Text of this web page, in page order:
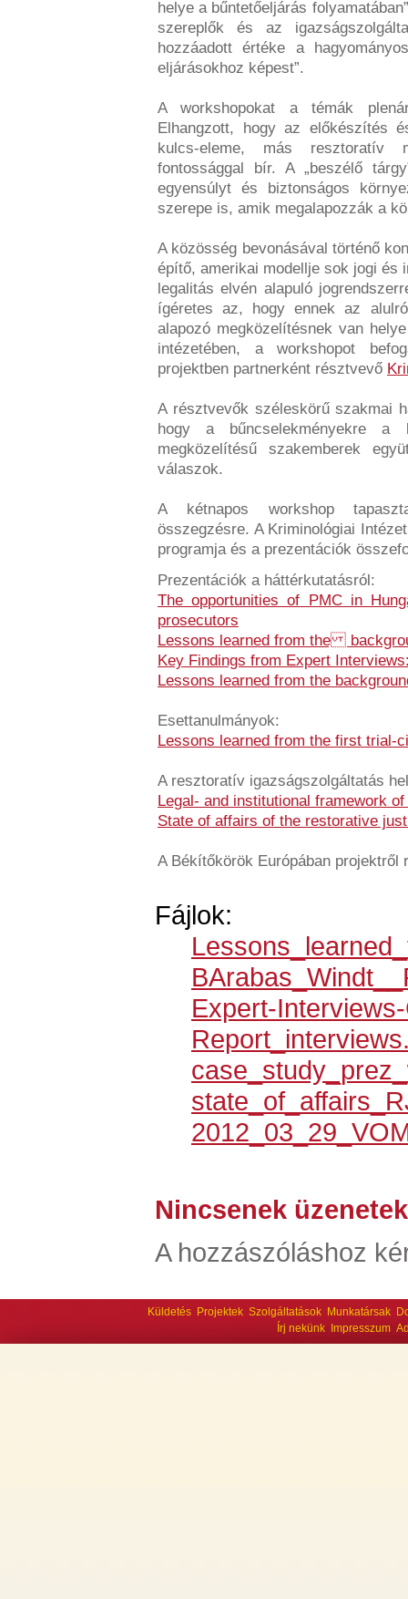
helye a bűntetőeljárás
szereplők és az
hozzáadott értéke a
eljárásokhoz képest”.
A workshopokat a témák
Elhangzott, hogy az előkészítés
kulcs-eleme, más resztoratív
fontossággal bír. A „beszélő
egyensúlyt és biztonságos
szerepe is, amik megalapozzák a
A közösség bevonásával történő
építő, amerikai modellje sok jogi és
legalitás elvén alapuló
ígéretes az, hogy ennek az
alapozó megközelítésnek van
intézetében, a workshopot
projektben partnerként résztvevő
A résztvevők széleskörű szakmai
hogy a bűncselekményekre a
megközelítésű szakemberek
válaszok.
A kétnapos workshop
összegzésre. A Kriminológiai
programja és a prezentációk
Prezentációk a háttérkutatásról:
The opportunities of PMC in
prosecutors
Lessons learned from the
Key Findings from Expert
Lessons learned from the
Esettanulmányok:
Lessons learned from the first trial-
A resztoratív igazságszolgáltatás
Legal- and institutional framework
State of affairs of the restorative
A Békítőkörök Európában
Fájlok:
Expert-
Nincsenek üzenetek
A hozzászóláshoz
Küldetés Projektek Szolgáltatások Munkatársak
Írj nekünk
Impresszum